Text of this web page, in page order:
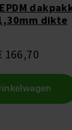
dikte
166,70